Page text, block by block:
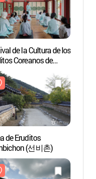
de la Cultura de los
Coreanos de
(영주
비문화축제)
de Eruditos
(선비촌)